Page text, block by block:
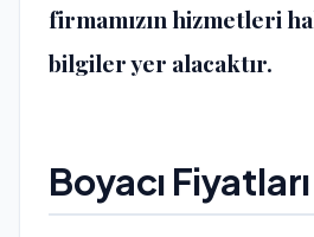
firmamızın hizmetleri
bilgiler yer alacaktır.
Boyacı Fiyatları